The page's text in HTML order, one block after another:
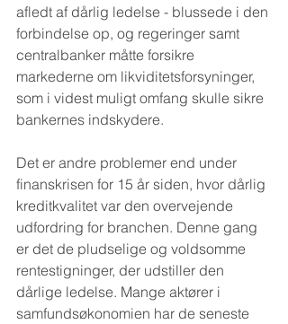
afledt af dårlig ledelse - blussede i den
forbindelse op, og regeringer samt
centralbanker måtte forsikre
markederne om likviditetsforsyninger,
som i videst muligt omfang skulle sikre
bankernes indskydere.
Det er andre problemer end under
finanskrisen for 15 år siden, hvor dårlig
kreditkvalitet var den overvejende
udfordring for branchen. Denne gang
er det de pludselige og voldsomme
rentestigninger, der udstiller den
dårlige ledelse. Mange aktører i
samfundsøkonomien har de seneste